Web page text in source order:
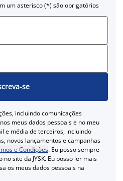
um asterisco (*) são obrigatórios
se
incluindo comunicações
meus dados pessoais e no meu
e média de terceiros, incluindo
novos lançamentos e campanhas
e Condições. Eu posso sempre
site da JYSK. Eu posso ler mais
os meus dados pessoais na